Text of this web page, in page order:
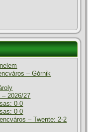
– Górnik
2026/27
0-0
0-0
– Twente: 2-2